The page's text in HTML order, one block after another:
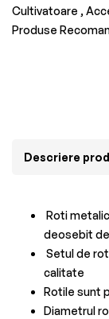
Cultivatoare ,
Produse
Descriere
Roti
deosebit
Setul de
calitate
Rotile sunt
Diametrul